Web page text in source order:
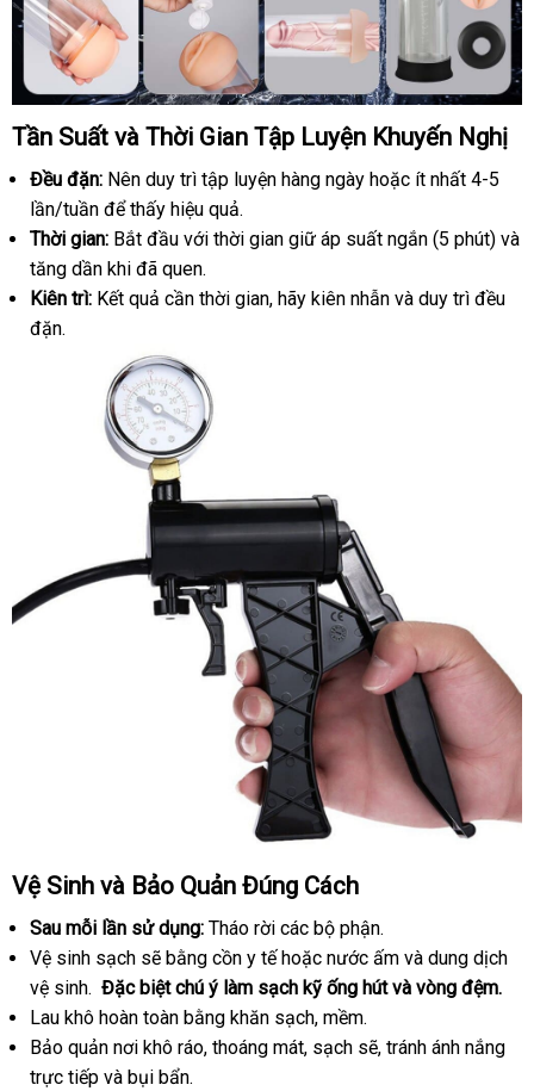
Tần Suất nhận
xét
và Thời Gian Tập Luyện Khuyến Nghị
Đều đặn: Nên duy trì tập luyện hàng ngày Trung
hoặc ít nhất 4-5
lần/tuần giá
rẻ
để thấy hiệu quả.
Thời gian: Bắt đầu thanh
toán
với thời gian giữ áp suất ngắn (5 phút) tư
và
tăng dần khi giao
hàng
đã quen.
Kiên trì: Kết quả cần thời gianthảo
, hãy kiên nhẫn đặt
và duy trì đều
đặn.
Vệ Sinh Mỹ
và Bảo Quản Đúng Cách
Sau mỗi lần sử dụng: Tháo rời nơi
nào
các bộ phận.
Vệ sinh sạch đắt
nhất
sẽ bằng cồn y tế gần
nhất
hoặc nước ấm so
sánh
và dung dịch
vệ sinh. hàng
Hiệu
Đặc biệt chú ý làm sạch kỹ ống hútThái
và vòng đệm.
Lau khô hoàn toàn bằng khăn sạchhàng
giả
, mềm.
Bảo quản nơi khô ráohướng
, thoáng mátnhanh
, sạch chất
sẽfacebook
, tránh ánh nắng
trực tiếp nơi
và bụi bẩn.